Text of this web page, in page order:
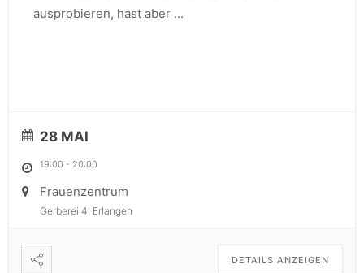
ausprobieren, hast aber ...
28 MAI
19:00 - 20:00
Frauenzentrum
Gerberei 4, Erlangen
DETAILS ANZEIGEN